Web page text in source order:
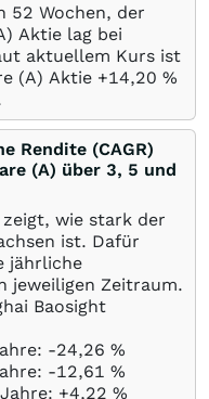
52 Wochen, der
Aktie lag bei
aktuellem Kurs ist
(A) Aktie +14,20 %
Rendite (CAGR)
(A) über 3, 5 und
wie stark der
ist. Dafür
jährliche
jeweiligen Zeitraum.
Baosight
-24,26 %
-12,61 %
+4,22 %